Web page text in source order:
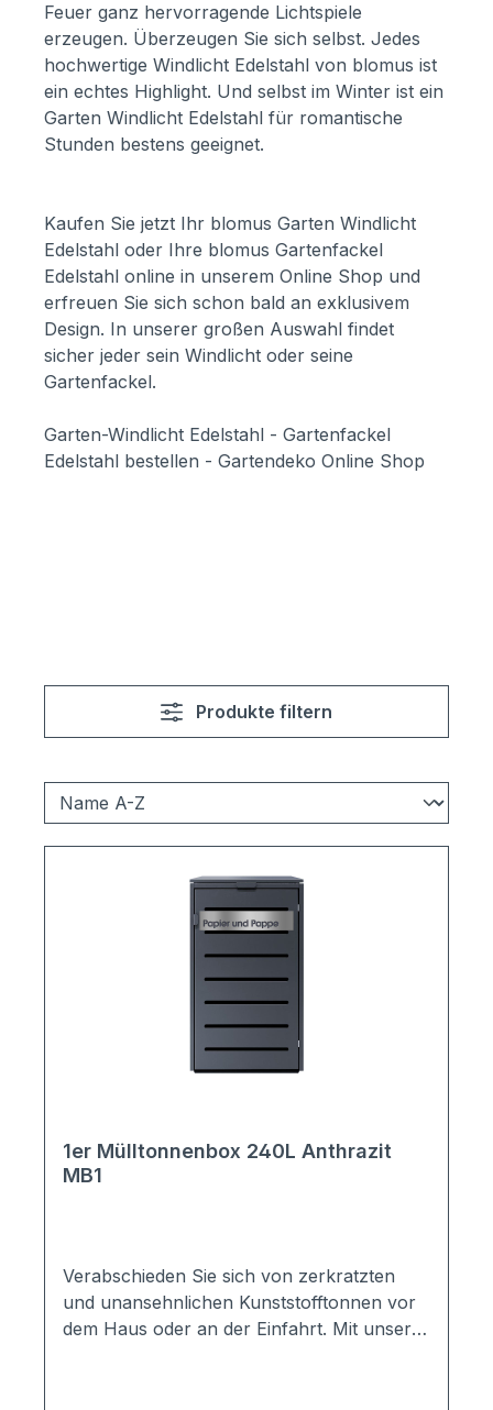
Feuer ganz hervorragende Lichtspiele
erzeugen. Überzeugen Sie sich selbst. Jedes
hochwertige Windlicht Edelstahl von blomus ist
ein echtes Highlight. Und selbst im Winter ist ein
Garten Windlicht Edelstahl für romantische
Stunden bestens geeignet.
Kaufen Sie jetzt Ihr blomus Garten Windlicht
Edelstahl oder Ihre blomus Gartenfackel
Edelstahl online in unserem Online Shop und
erfreuen Sie sich schon bald an exklusivem
Design. In unserer großen Auswahl findet
sicher jeder sein Windlicht oder seine
Gartenfackel.
Garten-Windlicht Edelstahl - Gartenfackel
Edelstahl bestellen - Gartendeko Online Shop
Produkte filtern
1er Mülltonnenbox 240L Anthrazit
MB1
Verabschieden Sie sich von zerkratzten
und unansehnlichen Kunststofftonnen vor
dem Haus oder an der Einfahrt. Mit unserer